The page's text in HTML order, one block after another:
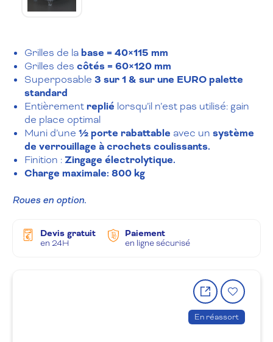
Grilles de labase = 40×115 mm
Grilles des côtés = 60×120 mm
Superposable 3 sur 1 & sur une EURO palette
standard
Entièrementreplié lorsqu’il n’est pas utilisé: gain
de place optimal
Muni d’une ½ porte rabattable avec un système
de verrouillage à crochets coulissants.
Finition :Zingage électrolytique.
Charge maximale: 800 kg
Roues en option.
Devis gratuit
en 24H
Paiement
en ligne sécurisé
Partager
le
produit
à
la
En réassort